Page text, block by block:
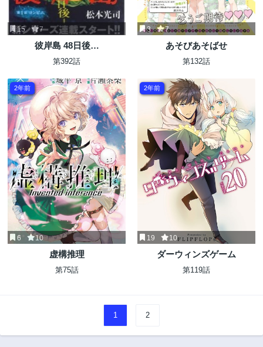
15 7
彼岸島 48日後…
第392話
3 7
あそびあそばせ
第132話
2年前
6 10
虚構推理
第75話
2年前
19 10
ダーウィンズゲーム
第119話
1 2